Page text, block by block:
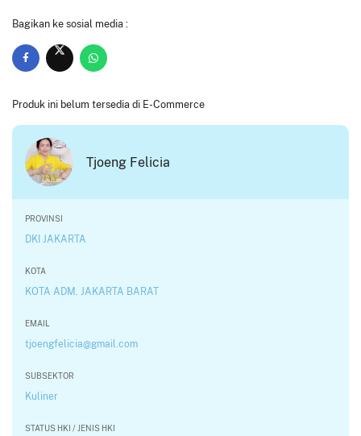
Bagikan ke sosial media :
Produk ini belum tersedia di E-Commerce
Tjoeng Felicia
PROVINSI
DKI JAKARTA
KOTA
KOTA ADM. JAKARTA BARAT
EMAIL
tjoengfelicia@gmail.com
SUBSEKTOR
Kuliner
STATUS HKI / JENIS HKI